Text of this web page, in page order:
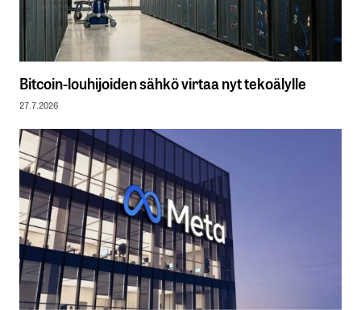
Bitcoin-louhijoiden sähkö virtaa nyt tekoälylle
27.7.2026